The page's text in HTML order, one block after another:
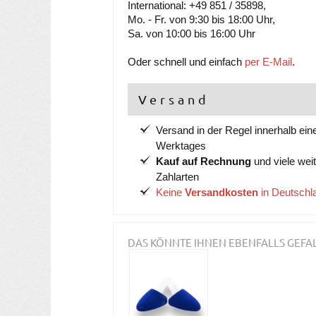
International: +49 851 / 35898,
Mo. - Fr. von 9:30 bis 18:00 Uhr,
Sa. von 10:00 bis 16:00 Uhr
Oder schnell und einfach per E-Mail.
Versand
Versand in der Regel innerhalb
Werktages
Kauf auf Rechnung und viele
Zahlarten
Keine Versandkosten in
DAS KÖNNTE IHNEN EBENFALLS